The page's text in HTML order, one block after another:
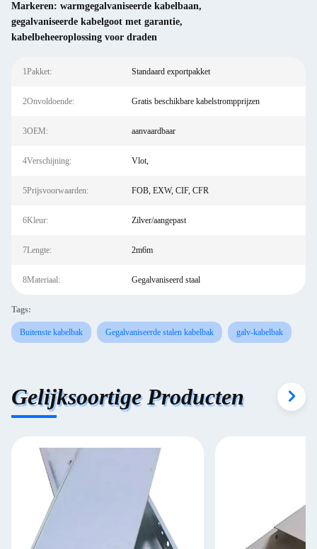
Markeren: warmgegalvaniseerde kabelbaan,
gegalvaniseerde kabelgoot met garantie,
kabelbeheeroplossing voor draden
1Pakket: Standaard exportpakket
2Onvoldoende: Gratis beschikbare kabelstrompprijzen
3OEM: aanvaardbaar
4Verschijning: Vlot,
5Prijsvoorwaarden: FOB, EXW, CIF, CFR
6Kleur: Zilver/aangepast
7Lengte: 2m6m
8Materiaal: Gegalvaniseerd staal
Tags:
Buitenste kabelbak Gegalvaniseerde stalen kabelbak galv-kabelbak
Gelijksoortige Producten